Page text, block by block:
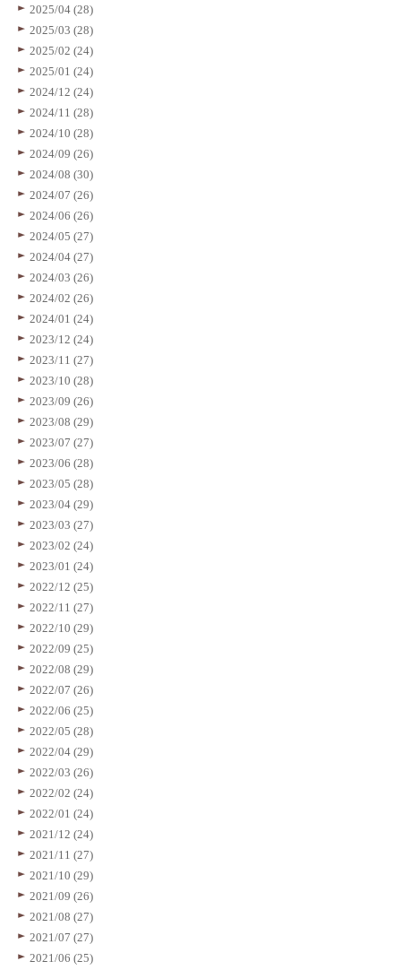
2025/04 (28)
2025/03 (28)
2025/02 (24)
2025/01 (24)
2024/12 (24)
2024/11 (28)
2024/10 (28)
2024/09 (26)
2024/08 (30)
2024/07 (26)
2024/06 (26)
2024/05 (27)
2024/04 (27)
2024/03 (26)
2024/02 (26)
2024/01 (24)
2023/12 (24)
2023/11 (27)
2023/10 (28)
2023/09 (26)
2023/08 (29)
2023/07 (27)
2023/06 (28)
2023/05 (28)
2023/04 (29)
2023/03 (27)
2023/02 (24)
2023/01 (24)
2022/12 (25)
2022/11 (27)
2022/10 (29)
2022/09 (25)
2022/08 (29)
2022/07 (26)
2022/06 (25)
2022/05 (28)
2022/04 (29)
2022/03 (26)
2022/02 (24)
2022/01 (24)
2021/12 (24)
2021/11 (27)
2021/10 (29)
2021/09 (26)
2021/08 (27)
2021/07 (27)
2021/06 (25)